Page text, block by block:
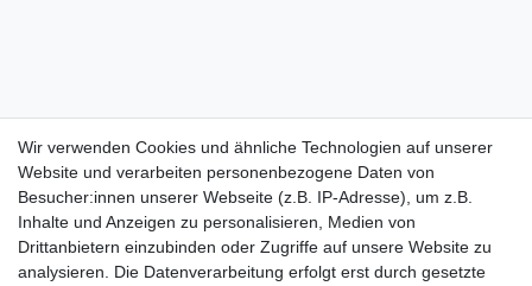
Wir verwenden Cookies und ähnliche Technologien auf unserer
Website und verarbeiten personenbezogene Daten von
Besucher:innen unserer Webseite (z.B. IP-Adresse), um z.B.
Inhalte und Anzeigen zu personalisieren, Medien von
Drittanbietern einzubinden oder Zugriffe auf unsere Website zu
analysieren. Die Datenverarbeitung erfolgt erst durch gesetzte